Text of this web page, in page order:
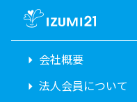
会社概要
法人会員について